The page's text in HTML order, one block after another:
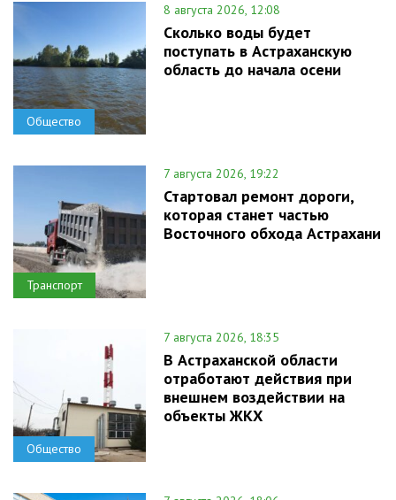
Общество
8 августа 2026, 12:08
Сколько воды будет
поступать в Астраханскую
область до начала осени
Транспорт
7 августа 2026, 19:22
Стартовал ремонт дороги,
которая станет частью
Восточного обхода Астрахани
Общество
7 августа 2026, 18:35
В Астраханской области
отработают действия при
внешнем воздействии на
объекты ЖКХ